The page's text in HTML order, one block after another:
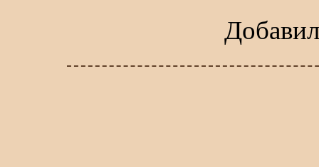
Добавил